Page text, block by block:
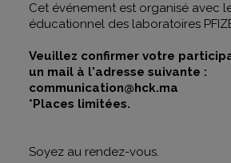
Cet événement est organisé avec
éducationnel des laboratoires
Veuillez confirmer votre
un mail à l'adresse suivante :
communication@hck.ma
*Places limitées.
Soyez au rendez-vous.